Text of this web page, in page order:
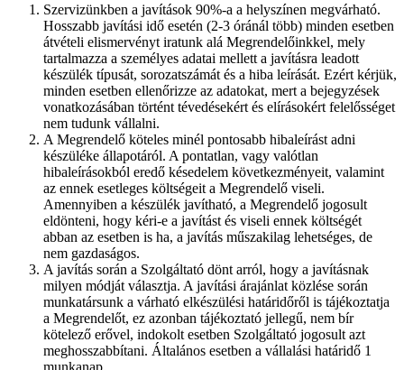
Szervizünkben a javítások 90%-a a helyszínen megvárható.
Hosszabb javítási idő esetén (2-3 óránál több) minden esetben
átvételi elismervényt iratunk alá Megrendelőinkkel, mely
tartalmazza a személyes adatai mellett a javításra leadott
készülék típusát, sorozatszámát és a hiba leírását. Ezért kérjük,
minden esetben ellenőrizze az adatokat, mert a bejegyzések
vonatkozásában történt tévedésekért és elírásokért felelősséget
nem tudunk vállalni.
A Megrendelő köteles minél pontosabb hibaleírást adni
készüléke állapotáról. A pontatlan, vagy valótlan
hibaleírásokból eredő késedelem következményeit, valamint
az ennek esetleges költségeit a Megrendelő viseli.
Amennyiben a készülék javítható, a Megrendelő jogosult
eldönteni, hogy kéri-e a javítást és viseli ennek költségét
abban az esetben is ha, a javítás műszakilag lehetséges, de
nem gazdaságos.
A javítás során a Szolgáltató dönt arról, hogy a javításnak
milyen módját választja. A javítási árajánlat közlése során
munkatársunk a várható elkészülési határidőről is tájékoztatja
a Megrendelőt, ez azonban tájékoztató jellegű, nem bír
kötelező erővel, indokolt esetben Szolgáltató jogosult azt
meghosszabbítani. Általános esetben a vállalási határidő 1
munkanap.